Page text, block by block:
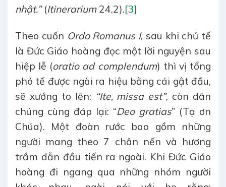
nhật.”(Itinerarium24,2).[3]
Theo cuốn Ordo Romanus I, sau khi chủ tế
là Đức Giáo hoàng đọc một lời nguyện sau
hiệp lễ (oratio ad complendum) thì vị tổng
phó tế được ngài ra hiệu bằng cái gật đầu,
sẽ xướng to lên: “Ite, missa est”, còn dân
chúng cùng đáp lại: “Deo gratias” (Tạ ơn
Chúa). Một đoàn rước bao gồm những
người mang theo 7 chân nến và hương
trầm dẫn đầu tiến ra ngoài. Khi Đức Giáo
hoàng đi ngang qua những nhóm người